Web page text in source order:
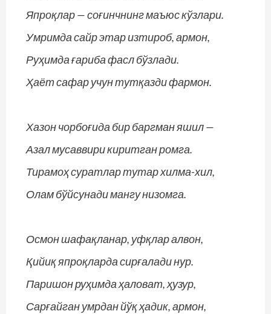
Япроқлар — соғинчнинг маъюс кўзлари.
Умримда сайр этар изтироб, армон,
Руҳимда ғариба фасл бўзлади.
Ҳаёт сафар учун тутқазди фармон.
Хазон чорбоғида бир баргман яшил —
Азал мусаввири киритган ромга.
Тирамоҳ суратлар тутар хилма-хил,
Олам бўйсунади мангу низомга.
Осмон шафақланар, уфқлар алвон,
Қийиқ япроқларда сирғалади нур.
Паришон руҳимда ҳаловат, ҳузур,
Сарғайган умрдан йўқ ҳадик, армон,